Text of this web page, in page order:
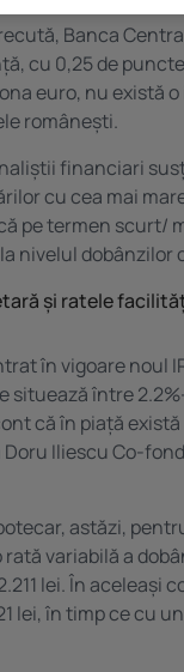
Banca
cu 0,25 de
euro, nu există
românești.
financiari
cu cea mai
pe termen scurt/
nivelul dobânzilor
şi ratele
în vigoare noul
situează între
că în piață
Iliescu Co-
astăzi,
rată variabilă a
lei. În aceleași
lei, în timp ce cu